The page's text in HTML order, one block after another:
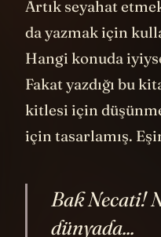
Artık seyahat
da yazmak için
Hangi konuda
Fakat yazdığı bu
kitlesi için
için tasarlamış.
Bak Necati!
dünyada...